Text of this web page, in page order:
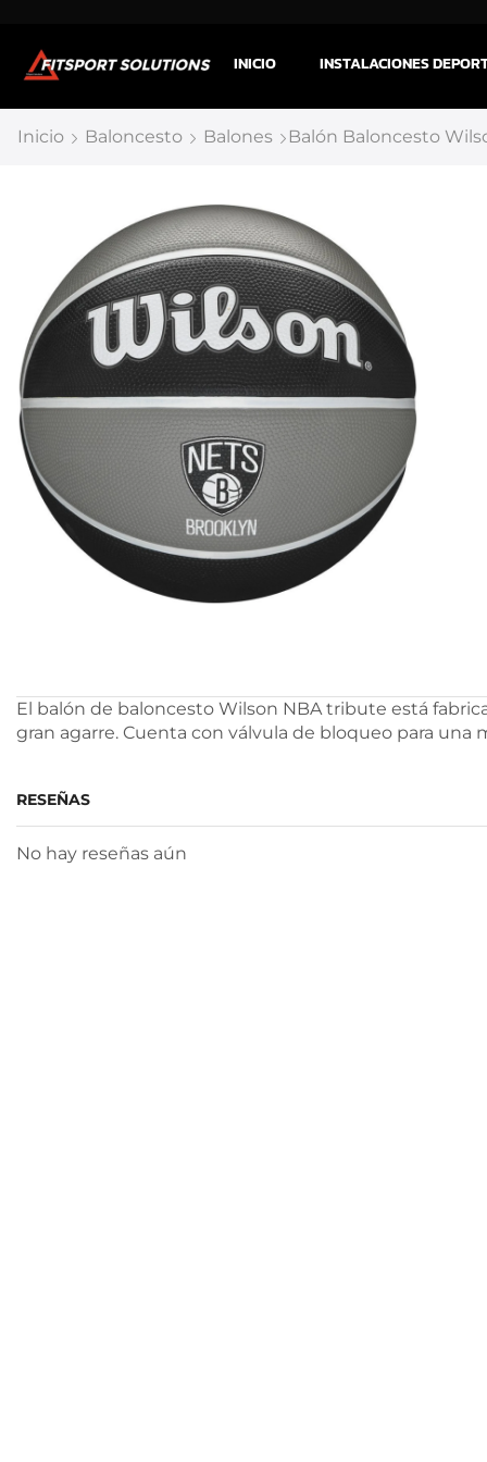
INICIO INSTALACIONES
Inicio Baloncesto Balones Balón Baloncesto
El balón de baloncesto Wilson NBA tribute está
gran agarre. Cuenta con válvula de bloqueo para
RESEÑAS
No hay reseñas aún